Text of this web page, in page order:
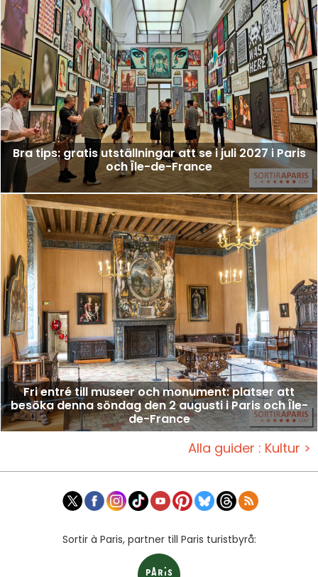
Bra tips: gratis utställningar att se i juli 2027 i Paris
och Île-de-France
Fri entré till museer och monument: platser att
besöka denna söndag den 2 augusti i Paris och Île-
de-France
Alla guider : Kultur >
Sortir à Paris, partner till Paris turistbyrå: